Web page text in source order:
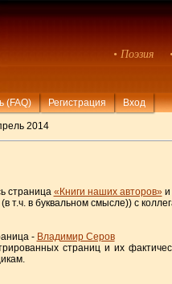
• Поэзия
(FAQ) Регистрация Вход
2014
страница «Книги наших авторов» и
т.ч. в буквальном смысле)) с
- Владимир Серов
страниц и их